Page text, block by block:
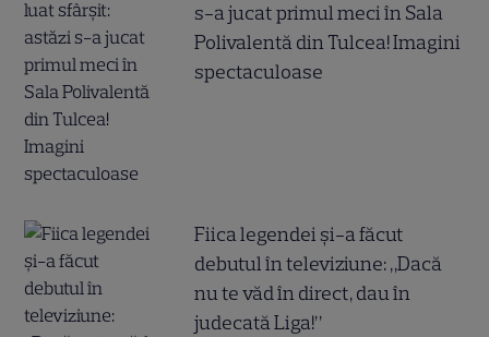
s-a jucat primul meci în Sala
Polivalentă din Tulcea! Imagini
spectaculoase
Fiica legendei și-a făcut
debutul în televiziune: „Dacă
nu te văd în direct, dau în
judecată Liga!”